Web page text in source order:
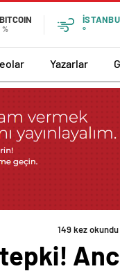
BITCOIN
%
°
Yazarlar
149 kez okundu
tepki!